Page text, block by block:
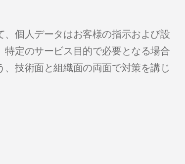
、個人データはお客様の指示および設
特定のサービス目的で必要となる場合
、技術面と組織面の両面で対策を講じ